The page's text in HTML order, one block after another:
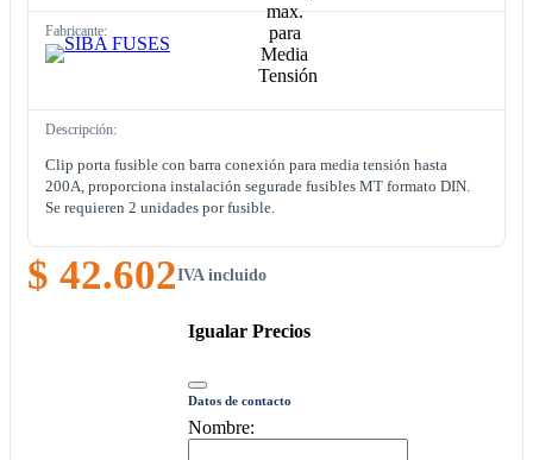
Fabricante:
Descripción:
Clip porta fusible con barra conexión para media tensión hasta
200A, proporciona instalación segurade fusibles MT formato DIN.
Se requieren 2 unidades por fusible.
$ 42.602IVA incluido
Igualar Precios
Datos de contacto
Nombre: